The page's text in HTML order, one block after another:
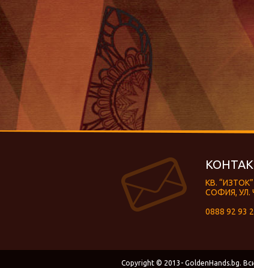
КВ. “ИЗТОК”
СОФИЯ, УЛ.
0888 92 93
Copyright © 2013- GoldenHands.bg.